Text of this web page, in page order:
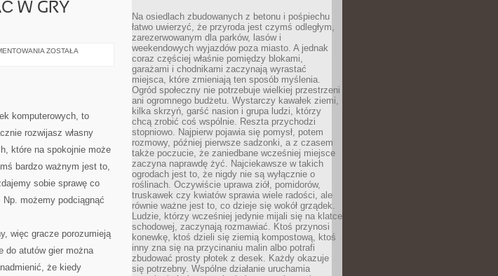
W GRY
Z
ZOSTAŁA
komputerowych, to
rozwijasz własny
które na spokojnie może
bardzo ważnym jest to,
sobie sprawę co
możemy podciągnąć
więc gracze porozumieją
do atutów gier można
że kiedy
Na osiedlach zbudowanych z betonu i pośpiechu
łatwo uwierzyć, że przyroda jest czymś odległym,
zarezerwowanym dla parków, lasów i
weekendowych wyjazdów poza miasto. A jednak
coraz częściej właśnie pomiędzy blokami,
garażami i chodnikami zaczynają wyrastać
miejsca, które zmieniają ten sposób myślenia.
Ogród społeczny nie potrzebuje wielkiej przestrzeni
ani ogromnego budżetu. Wystarczy kawałek ziemi,
kilka skrzyń, garść nasion i grupa ludzi, którzy
chcą zrobić coś wspólnie. Reszta przychodzi
stopniowo. Najpierw pojawia się pomysł, potem
rozmowy, później pierwsze sadzonki, a z czasem
także poczucie, że zaniedbane wcześniej miejsce
zaczyna naprawdę żyć. Najciekawsze w takich
ogrodach jest to, że nigdy nie są wyłącznie o
roślinach. Oczywiście uprawa ziół, pomidorów,
truskawek czy kwiatów sprawia wiele radości, ale
równie ważne jest to, co dzieje się wokół grządek.
Ludzie, którzy wcześniej jedynie mijali się na klatce
schodowej, zaczynają rozmawiać. Ktoś przynosi
konewkę, ktoś dzieli się ziemią kompostową, ktoś
inny zna się na przycinaniu malin albo potrafi
zbudować prosty płotek z desek. Każdy okazuje
się potrzebny. Wspólne działanie uruchamia